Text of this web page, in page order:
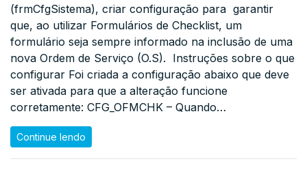
(frmCfgSistema), criar configuração para garantir
que, ao utilizar Formulários de Checklist, um
formulário seja sempre informado na inclusão de uma
nova Ordem de Serviço (O.S). Instruções sobre o que
configurar Foi criada a configuração abaixo que deve
ser ativada para que a alteração funcione
corretamente: CFG_OFMCHK – Quando…
Continue lendo